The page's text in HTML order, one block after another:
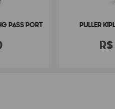
PASS PORT PULLER
R$